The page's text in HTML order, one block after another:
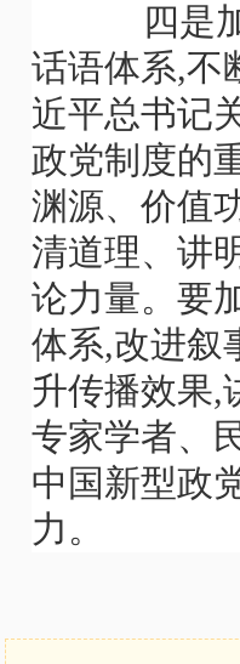
四是加
话语体系,不
近平总书记
政党制度的
渊源、价值
清道理、讲
论力量。要
体系,改进叙
升传播效果,
专家学者、
中国新型政
力。